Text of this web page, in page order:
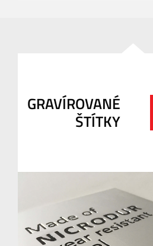
GRAVÍROVANÉ
ŠTÍTKY